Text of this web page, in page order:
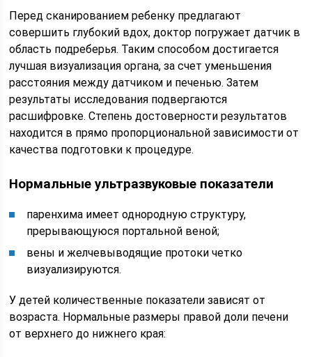
Перед сканированием ребенку предлагают
совершить глубокий вдох, доктор погружает датчик в
область подреберья. Таким способом достигается
лучшая визуализация органа, за счет уменьшения
расстояния между датчиком и печенью. Затем
результаты исследования подвергаются
расшифровке. Степень достоверности результатов
находится в прямо пропорциональной зависимости от
качества подготовки к процедуре.
Нормальные ультразвуковые показатели
паренхима имеет однородную структуру,
прерывающуюся портальной веной;
вены и желчевыводящие протоки четко
визуализируются.
У детей количественные показатели зависят от
возраста. Нормальные размеры правой доли печени
от верхнего до нижнего края: